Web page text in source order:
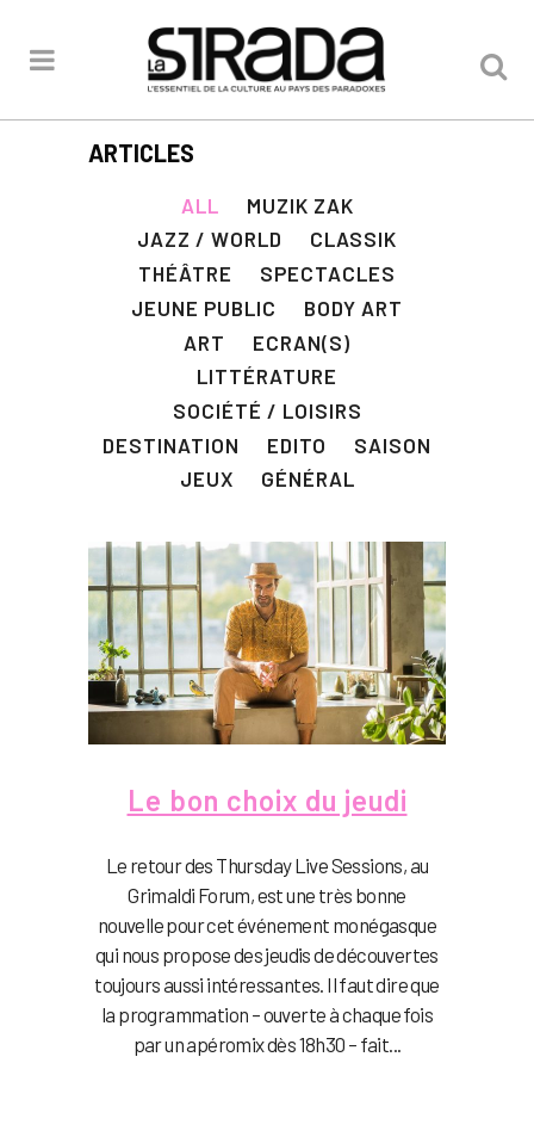
ARTICLES
ALL
MUZIK ZAK
JAZZ / WORLD
CLASSIK
THÉÂTRE
SPECTACLES
JEUNE PUBLIC
BODY ART
ART
ECRAN(S)
LITTÉRATURE
SOCIÉTÉ / LOISIRS
DESTINATION
EDITO
SAISON
JEUX
GÉNÉRAL
Le bon choix du jeudi
Le retour des Thursday Live Sessions, au
Grimaldi Forum, est une très bonne
nouvelle pour cet événement monégasque
qui nous propose des jeudis de découvertes
toujours aussi intéressantes. Il faut dire que
la programmation – ouverte à chaque fois
par un apéromix dès 18h30 – fait...